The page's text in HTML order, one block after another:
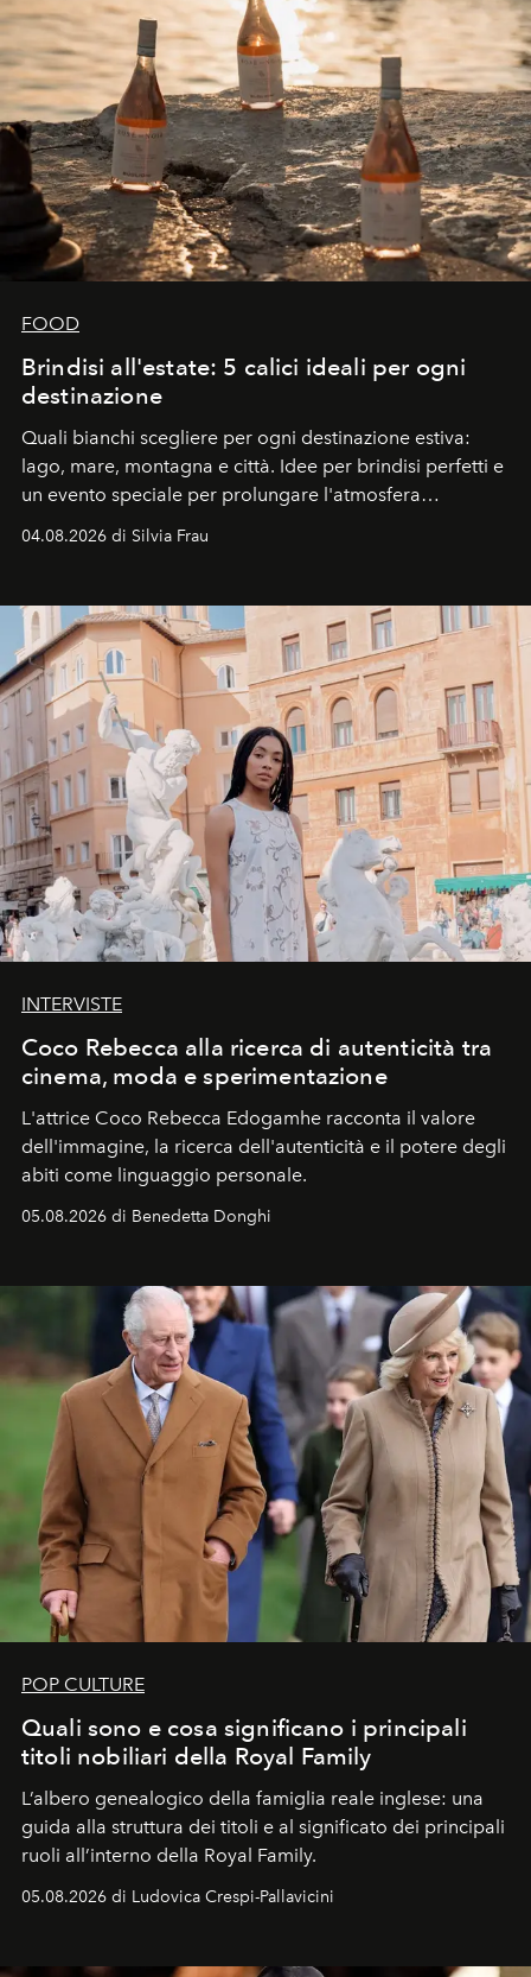
FOOD
Brindisi all'estate: 5 calici ideali per ogni
destinazione
Quali bianchi scegliere per ogni destinazione estiva:
lago, mare, montagna e città. Idee per brindisi perfetti e
un evento speciale per prolungare l'atmosfera
04.08.2026 di Silvia Frau
INTERVISTE
Coco Rebecca alla ricerca di autenticità tra
cinema, moda e sperimentazione
L'attrice Coco Rebecca Edogamhe racconta il valore
dell'immagine, la ricerca dell'autenticità e il potere degli
abiti come linguaggio personale.
05.08.2026 di Benedetta Donghi
POP CULTURE
Quali sono e cosa significano i principali
titoli nobiliari della Royal Family
L’albero genealogico della famiglia reale inglese: una
guida alla struttura dei titoli e al significato dei principali
ruoli all’interno della Royal Family.
05.08.2026 di Ludovica Crespi-Pallavicini